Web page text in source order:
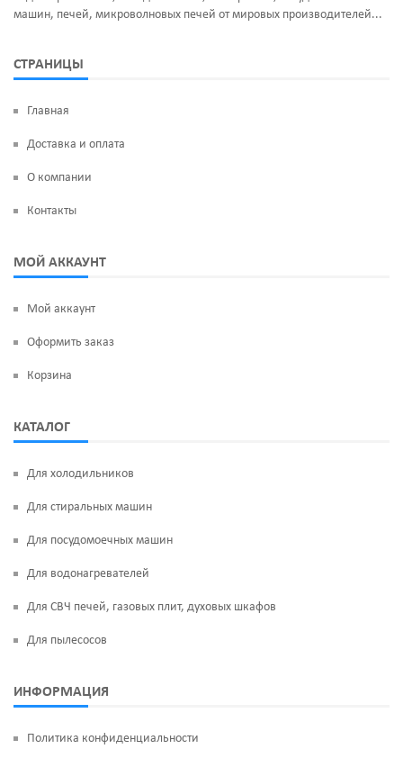
машин, печей, микроволновых печей от мировых производителей...
СТРАНИЦЫ
Главная
Доставка и оплата
О компании
Контакты
МОЙ АККАУНТ
Мой аккаунт
Оформить заказ
Корзина
КАТАЛОГ
Для холодильников
Для стиральных машин
Для посудомоечных машин
Для водонагревателей
Для СВЧ печей, газовых плит, духовых шкафов
Для пылесосов
ИНФОРМАЦИЯ
Политика конфиденциальности